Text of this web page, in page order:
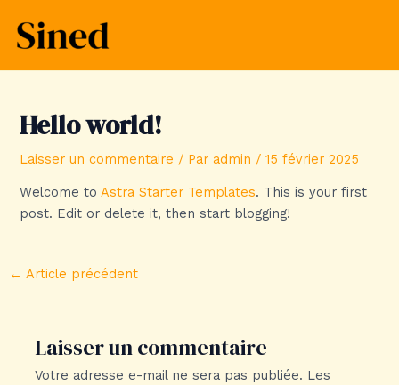
contenu
Hello world!
Laisser un commentaire / Par admin /15 février 2025
Welcome toAstra Starter Templates. This is your first
post. Edit or delete it, then start blogging!
des
articles
← Article précédent
Laisser un commentaire
Votre adresse e-mail ne sera pas publiée. Les